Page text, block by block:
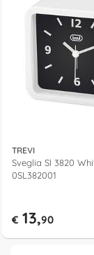
TREVI
Sveglia Sl 3820
0SL382001
€ 13,90